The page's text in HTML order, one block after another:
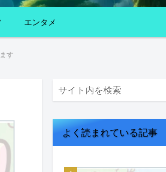
エンタメ
す
よく読まれている記事